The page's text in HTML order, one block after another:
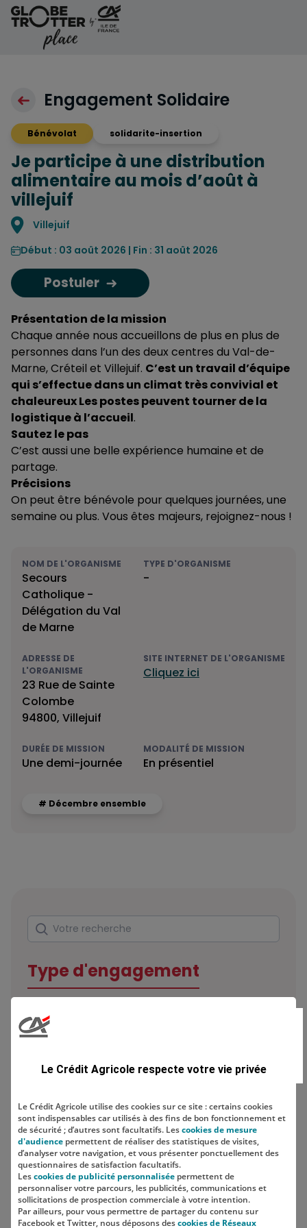
Aller au contenu
Engagement Solidaire
Bénévolat solidarite-insertion
Je participe à une distribution
alimentaire au mois d’août à
villejuif
Localisation
Villejuif
Début : 03 août 2026 | Fin : 31 août 2026
Postuler
Présentation de la mission
Chaque année nous accueillons de plus en plus de
personnes dans l’un des deux centres du Val-de-
Marne, Créteil et Villejuif. C’est un travail d’équipe
qui s’effectue dans un climat très convivial et
chaleureux Les postes peuvent tourner de la
logistique à l’accueil.
Sautez le pas
C’est aussi une belle expérience humaine et de
partage.
Précisions
On peut être bénévole pour quelques journées, une
semaine ou plus. Vous êtes majeurs, rejoignez-nous !
NOM DE L'ORGANISME
Secours
Catholique -
Délégation du Val
de Marne
TYPE D'ORGANISME
-
ADRESSE DE
L'ORGANISME
23 Rue de Sainte
Colombe
94800, Villejuif
SITE INTERNET DE L'ORGANISME
Cliquez ici
DURÉE DE MISSION
Une demi-journée
MODALITÉ DE MISSION
En présentiel
# Décembre ensemble
Rechercher
Votre recherche
Type d'engagement
Localisation
Le Crédit Agricole respecte votre vie privée
Le Crédit Agricole utilise des cookies sur ce site : certains cookies
sont indispensables car utilisés à des fins de bon fonctionnement et
de sécurité ; d’autres sont facultatifs. Lescookies de mesure
d'audience permettent de réaliser des statistiques de visites,
d’analyser votre navigation, et vous présenter ponctuellement des
questionnaires de satisfaction facultatifs.
Lescookies de publicité personnalisée permettent de
personnaliser votre parcours, les publicités, communications et
sollicitations de prospection commerciale à votre intention.
Par ailleurs, pour vous permettre de partager du contenu sur
Facebook et Twitter, nous déposons descookies de Réseaux